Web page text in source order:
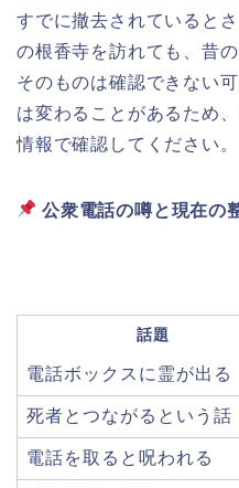
すでに撤去されていると
の根香寺を訪れても、昔
そのものは確認できない
は変わることがあるため
情報で確認してください。
公衆電話の噂と現在の
話題
電話ボックスに霊が出る
死者とつながるという話
電話を取ると呪われる